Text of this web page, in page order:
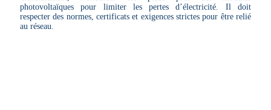
photovoltaïques pour limiter les pertes d’électricité. Il doit
respecter des normes, certificats et exigences strictes pour être relié
au réseau.